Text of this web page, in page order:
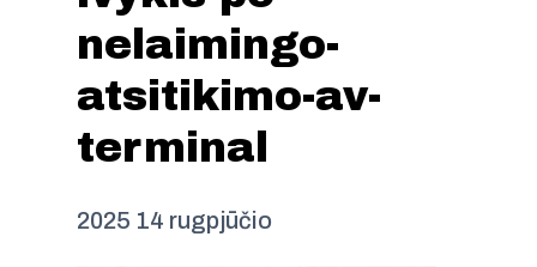
nelaimingo-
atsitikimo-av-
terminal
2025 14 rugpjūčio